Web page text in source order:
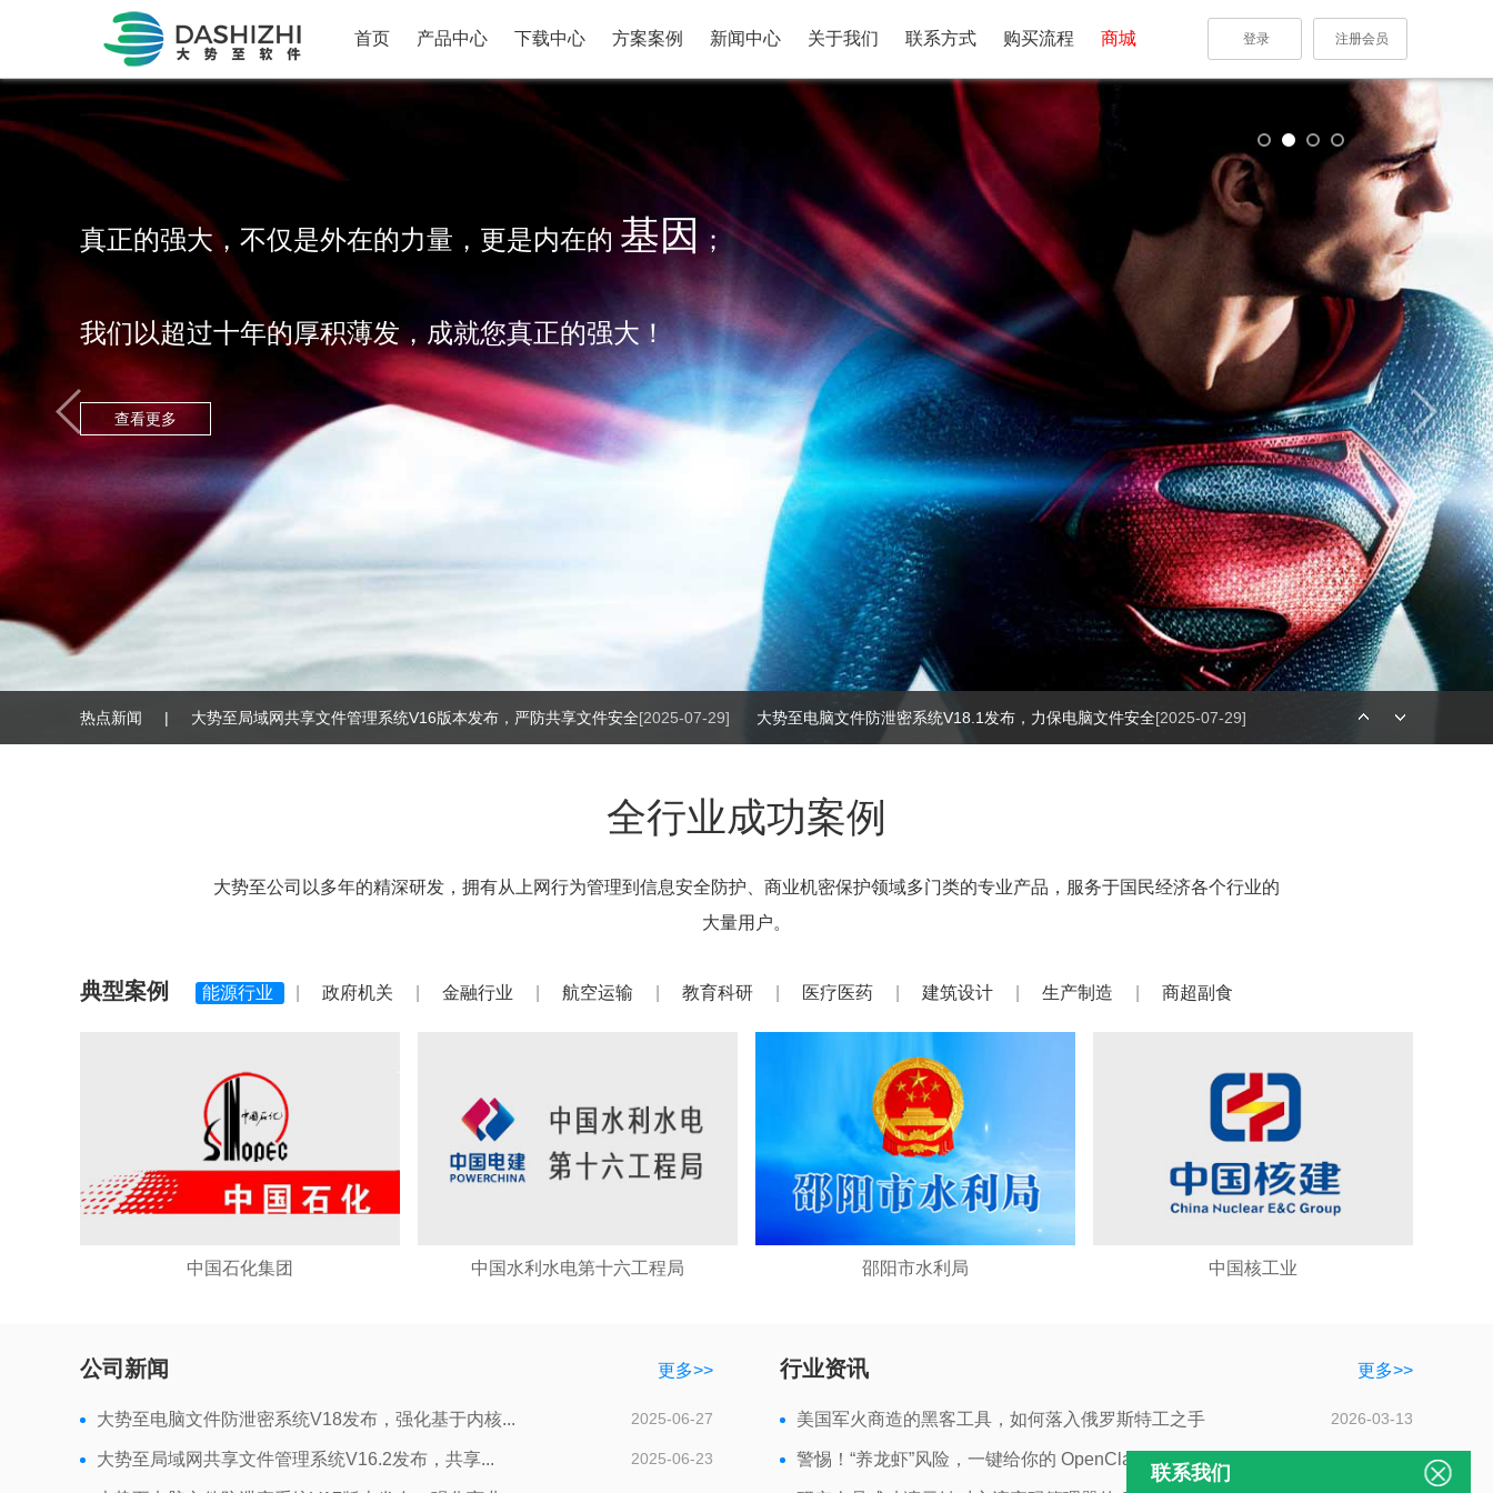
首页 产品中心 下载中心 方案案例 新闻中心 关于我们 联系方式 购买流程 商城 登录 注册会员
真正的强大，不仅是外在的力量，更是内在的 基因 ；
我们以超过十年的厚积薄发，成就您真正的强大！
查看更多
4
热点新闻 |
大势至局域网共享文件管理系统V16版本发布，严防共享文件安全 大势至电脑文件防泄密系统V18.1发布，力保电脑文件安全 [2025-07-29]
大势至软件助力中国科学院海洋研究所加强网络安全管理，防止数据...[2019-03-04] 大势至全息模块化云网管系统即将发布，一站式解决所有企业网络管... [2018-06-14]
全行业成功案例
大势至公司以多年的精深研发，拥有从上网行为管理到信息安全防护、商业机密保护领域多门类的专业产品，服务于国民经济各个行业的
大量用户。
典型案例 能源行业 政府机关 金融行业 航空运输 教育科研 医疗医药 建筑设计 生产制造 商超副食
中国石化集团 中国水利水电第十六工程局 邵阳市水利局 中国核工业
更多>>
公司新闻
2025-06-27
大势至电脑文件防泄密系统V18发布，强化基于内核...
2025-06-23
大势至局域网共享文件管理系统V16.2发布，共享...
更多>>
行业资讯
2026-03-13
美国军火商造的黑客工具，如何落入俄罗斯特工之手
警惕！“养龙虾”风险，一键给你的 OpenCla...
联系我们